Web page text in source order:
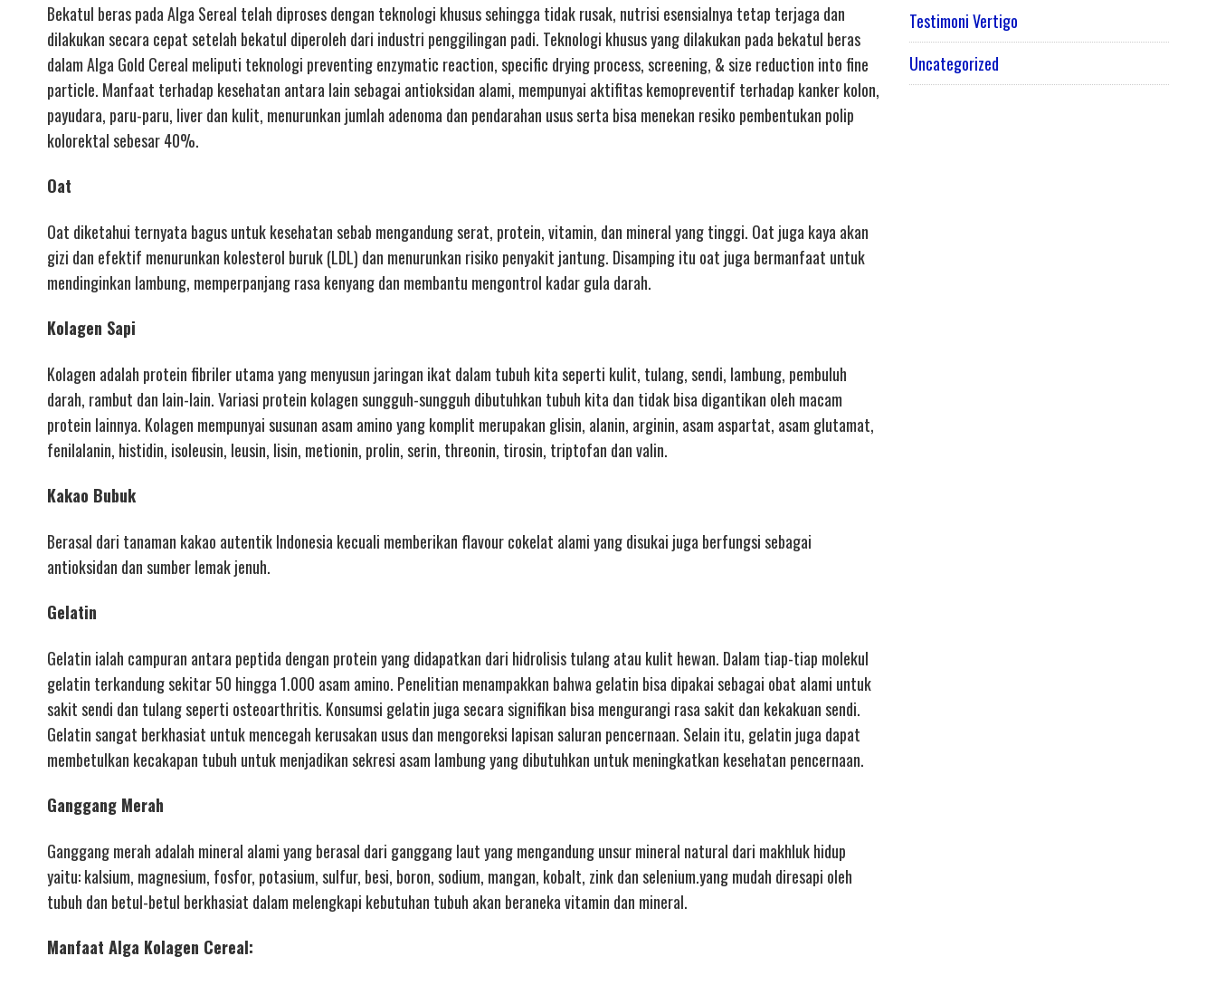
Bekatul beras pada Alga Sereal telah diproses dengan teknologi khusus sehingga tidak rusak, nutrisi esensialnya tetap terjaga dan
dilakukan secara cepat setelah bekatul diperoleh dari industri penggilingan padi. Teknologi khusus yang dilakukan pada bekatul beras
dalam Alga Gold Cereal meliputi teknologi preventing enzymatic reaction, specific drying process, screening, & size reduction into fine
particle. Manfaat terhadap kesehatan antara lain sebagai antioksidan alami, mempunyai aktifitas kemopreventif terhadap kanker kolon,
payudara, paru-paru, liver dan kulit, menurunkan jumlah adenoma dan pendarahan usus serta bisa menekan resiko pembentukan polip
kolorektal sebesar 40%.
Oat
Oat diketahui ternyata bagus untuk kesehatan sebab mengandung serat, protein, vitamin, dan mineral yang tinggi. Oat juga kaya akan
gizi dan efektif menurunkan kolesterol buruk (LDL) dan menurunkan risiko penyakit jantung. Disamping itu oat juga bermanfaat untuk
mendinginkan lambung, memperpanjang rasa kenyang dan membantu mengontrol kadar gula darah.
Kolagen Sapi
Kolagen adalah protein fibriler utama yang menyusun jaringan ikat dalam tubuh kita seperti kulit, tulang, sendi, lambung, pembuluh
darah, rambut dan lain-lain. Variasi protein kolagen sungguh-sungguh dibutuhkan tubuh kita dan tidak bisa digantikan oleh macam
protein lainnya. Kolagen mempunyai susunan asam amino yang komplit merupakan glisin, alanin, arginin, asam aspartat, asam glutamat,
fenilalanin, histidin, isoleusin, leusin, lisin, metionin, prolin, serin, threonin, tirosin, triptofan dan valin.
Kakao Bubuk
Berasal dari tanaman kakao autentik Indonesia kecuali memberikan flavour cokelat alami yang disukai juga berfungsi sebagai
antioksidan dan sumber lemak jenuh.
Gelatin
Gelatin ialah campuran antara peptida dengan protein yang didapatkan dari hidrolisis tulang atau kulit hewan. Dalam tiap-tiap molekul
gelatin terkandung sekitar 50 hingga 1.000 asam amino. Penelitian menampakkan bahwa gelatin bisa dipakai sebagai obat alami untuk
sakit sendi dan tulang seperti osteoarthritis. Konsumsi gelatin juga secara signifikan bisa mengurangi rasa sakit dan kekakuan sendi.
Gelatin sangat berkhasiat untuk mencegah kerusakan usus dan mengoreksi lapisan saluran pencernaan. Selain itu, gelatin juga dapat
membetulkan kecakapan tubuh untuk menjadikan sekresi asam lambung yang dibutuhkan untuk meningkatkan kesehatan pencernaan.
Ganggang Merah
Ganggang merah adalah mineral alami yang berasal dari ganggang laut yang mengandung unsur mineral natural dari makhluk hidup
yaitu: kalsium, magnesium, fosfor, potasium, sulfur, besi, boron, sodium, mangan, kobalt, zink dan selenium.yang mudah diresapi oleh
tubuh dan betul-betul berkhasiat dalam melengkapi kebutuhan tubuh akan beraneka vitamin dan mineral.
Manfaat Alga Kolagen Cereal:
Testimoni Vertigo
Uncategorized